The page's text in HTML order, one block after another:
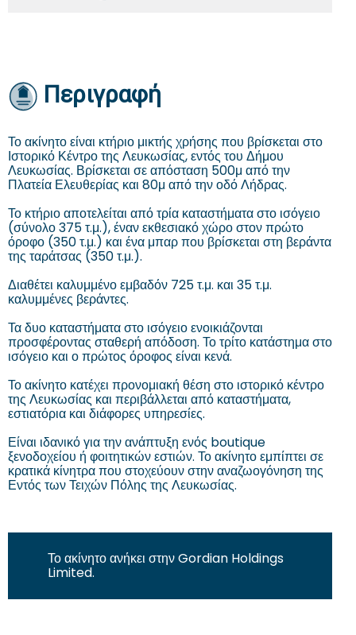
Περιγραφή
Το ακίνητο είναι κτήριο μικτής χρήσης που βρίσκεται στο
Ιστορικό Κέντρο της Λευκωσίας, εντός του Δήμου
Λευκωσίας. Βρίσκεται σε απόσταση 500μ από την
Πλατεία Ελευθερίας και 80μ από την οδό Λήδρας.
Το κτήριο αποτελείται από τρία καταστήματα στο ισόγειο
(σύνολο 375 τ.μ.), έναν εκθεσιακό χώρο στον πρώτο
όροφο (350 τ.μ.) και ένα μπαρ που βρίσκεται στη βεράντα
της ταράτσας (350 τ.μ.).
Διαθέτει καλυμμένο εμβαδόν 725 τ.μ. και 35 τ.μ.
καλυμμένες βεράντες.
Τα δυο καταστήματα στο ισόγειο ενοικιάζονται
προσφέροντας σταθερή απόδοση. Το τρίτο κατάστημα στο
ισόγειο και ο πρώτος όροφος είναι κενά.
Το ακίνητο κατέχει προνομιακή θέση στο ιστορικό κέντρο
της Λευκωσίας και περιβάλλεται από καταστήματα,
εστιατόρια και διάφορες υπηρεσίες.
Είναι ιδανικό για την ανάπτυξη ενός boutique
ξενοδοχείου ή φοιτητικών εστιών. Το ακίνητο εμπίπτει σε
κρατικά κίνητρα που στοχεύουν στην αναζωογόνηση της
Εντός των Τειχών Πόλης της Λευκωσίας.
Το ακίνητο ανήκει στην Gordian Holdings
Limited.